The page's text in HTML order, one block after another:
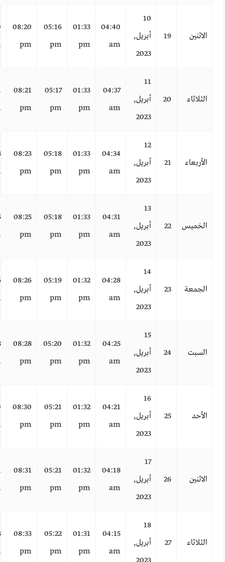
الاثنين 19
10
أبريل,
2023
04:40
am
01:33
pm
05:16
pm
08:20
pm
الثلاثاء 20
11
أبريل,
2023
04:37
am
01:33
pm
05:17
pm
08:21
pm
الأربعاء 21
12
أبريل,
2023
04:34
am
01:33
pm
05:18
pm
08:23
pm
الخميس 22
13
أبريل,
2023
04:31
am
01:33
pm
05:18
pm
08:25
pm
الجمعة 23
14
أبريل,
2023
04:28
am
01:32
pm
05:19
pm
08:26
pm
السبت 24
15
أبريل,
2023
04:25
am
01:32
pm
05:20
pm
08:28
pm
الأحد 25
16
أبريل,
2023
04:21
am
01:32
pm
05:21
pm
08:30
pm
الاثنين 26
17
أبريل,
2023
04:18
am
01:32
pm
05:21
pm
08:31
pm
الثلاثاء 27
18
أبريل,
04:15
am
01:31
pm
05:22
pm
08:33
pm